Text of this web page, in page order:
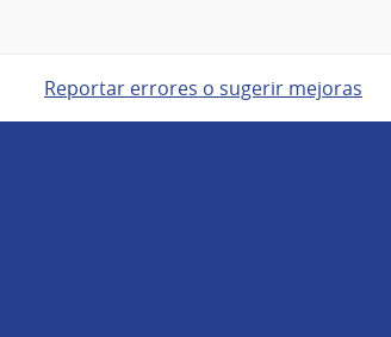
Reportar errores o sugerir mejoras